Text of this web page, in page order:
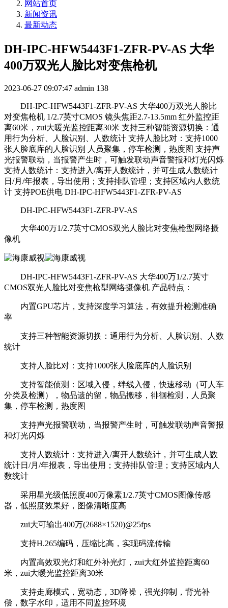
网站首页
新闻资讯
最新动态
DH-IPC-HFW5443F1-ZFR-PV-AS 大华
400万双光人脸比对变焦枪机
2023-06-27 09:07:47 admin 138
DH-IPC-HFW5443F1-ZFR-PV-AS 大华400万双光人脸比
对变焦枪机 1/2.7英寸CMOS 镜头焦距2.7-13.5mm 红外监控距
离60米，zui大暖光监控距离30米 支持三种智能资源切换：通
用行为分析、人脸识别、人数统计 支持人脸比对：支持1000
张人脸底库的人脸识别 人员聚集，停车检测，热度图 支持声
光报警联动，当报警产生时，可触发联动声音警报和灯光闪烁
支持人数统计：支持进入/离开人数统计，并可生成人数统计
日/月/年报表，导出使用；支持排队管理；支持区域内人数统
计 支持POE供电 DH-IPC-HFW5443F1-ZFR-PV-AS
DH-IPC-HFW5443F1-ZFR-PV-AS
大华400万1/2.7英寸CMOS双光人脸比对变焦枪型网络摄
像机
DH-IPC-HFW5443F1-ZFR-PV-AS 大华400万1/2.7英寸
CMOS双光人脸比对变焦枪型网络摄像机 产品特点：
内置GPU芯片，支持深度学习算法，有效提升检测准确
率
支持三种智能资源切换：通用行为分析、人脸识别、人数
统计
支持人脸比对：支持1000张人脸底库的人脸识别
支持智能侦测：区域入侵，绊线入侵，快速移动（可人车
分类及检测），物品遗的留，物品搬移，徘徊检测，人员聚
集，停车检测，热度图
支持声光报警联动，当报警产生时，可触发联动声音警报
和灯光闪烁
支持人数统计：支持进入/离开人数统计，并可生成人数
统计日/月/年报表，导出使用；支持排队管理；支持区域内人
数统计
采用星光级低照度400万像素1/2.7英寸CMOS图像传感
器，低照度效果好，图像清晰度高
zui大可输出400万(2688×1520)@25fps
支持H.265编码，压缩比高，实现码流传输
内置高效双光灯和红外补光灯，zui大红外监控距离60
米，zui大暖光监控距离30米
支持走廊模式，宽动态，3D降噪，强光抑制，背光补
偿，数字水印，适用不同监控环境